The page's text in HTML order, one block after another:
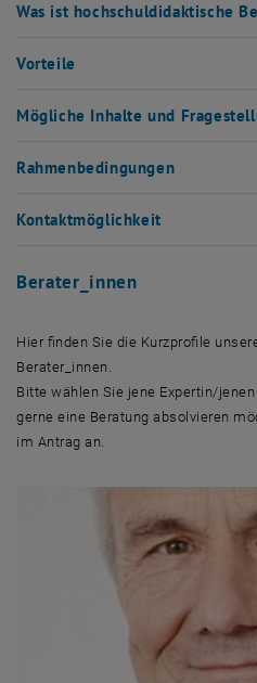
Was ist hochschuldidaktische
Vorteile
Mögliche Inhalte und
Rahmenbedingungen
Kontaktmöglichkeit
Berater_innen
Hier finden Sie die Kurzprofile
Berater_innen.
Bitte wählen Sie jene Expertin/
gerne eine Beratung absolvieren
im Antrag an.